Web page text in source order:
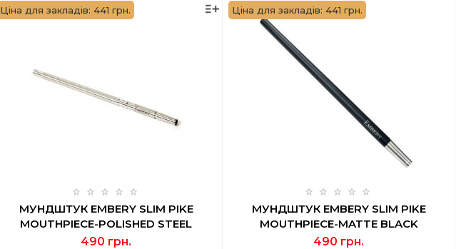
Ціна для закладів: 441 грн.
МУНДШТУК EMBERY SLIM PIKE
MOUTHPIECE-POLISHED STEEL
490 грн.
Ціна для закладів: 441 грн.
МУНДШТУК EMBERY SLIM PIKE
MOUTHPIECE-MATTE BLACK
490 грн.